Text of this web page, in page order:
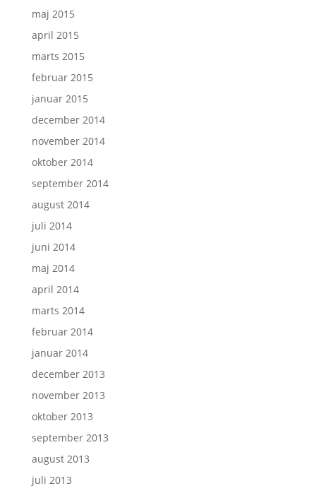
maj 2015
april 2015
marts 2015
februar 2015
januar 2015
december 2014
november 2014
oktober 2014
september 2014
august 2014
juli 2014
juni 2014
maj 2014
april 2014
marts 2014
februar 2014
januar 2014
december 2013
november 2013
oktober 2013
september 2013
august 2013
juli 2013